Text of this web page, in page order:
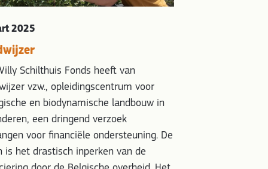
2025
Schilthuis Fonds heeft van
vzw., opleidingscentrum voor
en biodynamische landbouw in
een dringend verzoek
voor financiële ondersteuning. De
is het drastisch inperken van de